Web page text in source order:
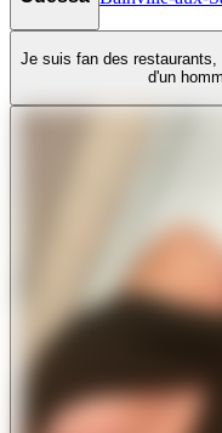
Je suis fan des
d'un